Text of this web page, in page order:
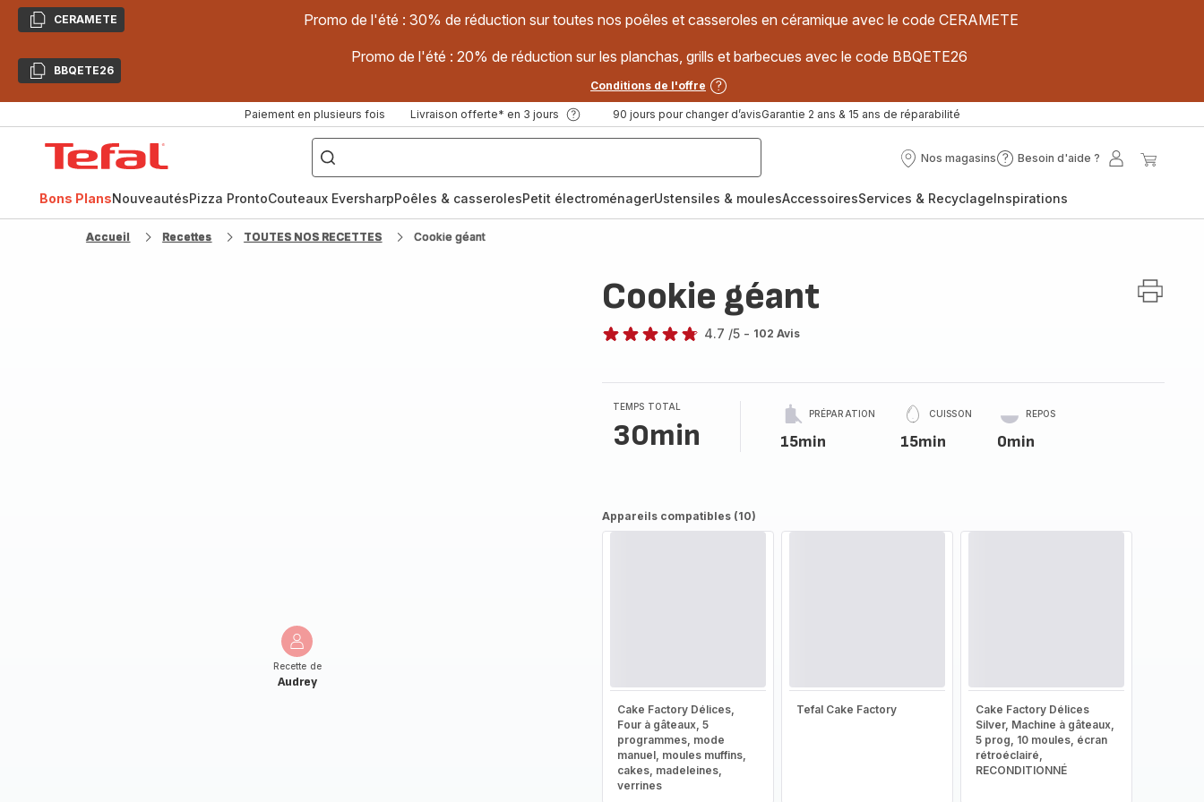
CopierCERAMETE Promo de l'été : 30% de réduction sur toutes nos poêles et casseroles en céramique avec le code CERAMETE
CopierBBQETE26
Promo de l'été : 20% de réduction sur les planchas, grills et barbecues avec le code BBQETE26
Conditions de l'offre
Paiement en plusieurs fois Livraison offerte* en 3 jours 90 jours pour changer d’avisGarantie 2 ans & 15 ans de réparabilité
["Poêles
inox,
Cake
Factory,
Nos magasins
Nos
Besoin d'aide ?
Besoin
?
Mon
Bons PlansNouveautésPizza ProntoCouteaux EversharpPoêles & casserolesPetit électroménagerUstensiles & moulesAccessoiresServices & RecyclageInspirations
Accueil Recettes TOUTES NOS RECETTES Cookie géant
Recette de
Audrey
Cookie géant
4.7 /5 - 102 Avis
TEMPS TOTAL
30min
PRÉPARATION
15min
CUISSON
15min
REPOS
0min
Appareils compatibles (10)
Cake Factory Délices,
Four à gâteaux, 5
programmes, mode
manuel, moules muffins,
cakes, madeleines,
verrines
Tefal Cake Factory
Cake Factory Délices
Silver, Machine à gâteaux,
5 prog, 10 moules, écran
rétroéclairé,
RECONDITIONNÉ